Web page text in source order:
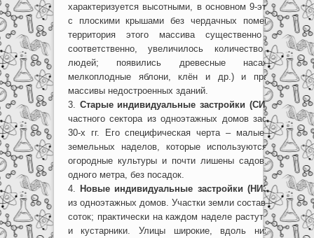
характеризуется высотными, в основном 9-этажными,
с плоскими крышами без чердачных помещений.
территория этого массива существенно
соответственно, увеличилось количество
людей; появились древесные насаждения
мелкоплодные яблони, клён и др.) и практически
массивы недостроенных зданий.
3. Старые индивидуальные застройки (СИЗ).Данный
частного сектора из одноэтажных домов
30-х гг. Его специфическая черта – малые (4 сотки)
земельных наделов, которые используются в
огородные культуры и почти лишены садов. Улочки
одного метра, без посадок.
4.Новые индивидуальные застройки (НИЗ).
из одноэтажных домов. Участки земли составляют в
соток; практически на каждом наделе растут плодовые
и кустарники. Улицы широкие, вдоль них